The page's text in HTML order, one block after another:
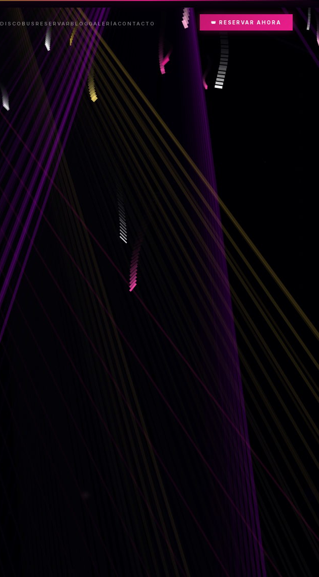
DISCOBUSRESERVARBLOGGALERÍA CONTACTO 👑 RESERVAR AHORA